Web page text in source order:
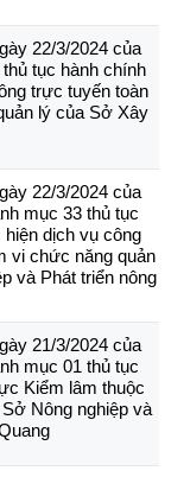
22/3/2024 của
tục hành chính
trực tuyến toàn
lý của Sở Xây
22/3/2024 của
mục 33 thủ tục
dịch vụ công
vi chức năng quản
và Phát triển nông
21/3/2024 của
mục 01 thủ tục
Kiểm lâm thuộc
Nông nghiệp và